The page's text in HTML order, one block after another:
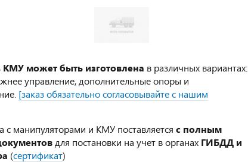
КМУ может быть изготовлена в различных вариантах:
управление, дополнительные опоры и
[заказ обязательно согласовывайте с нашим
с манипуляторами и КМУ поставляется с полным
для постановки на учет в органах ГИБДД и
(сертификат)